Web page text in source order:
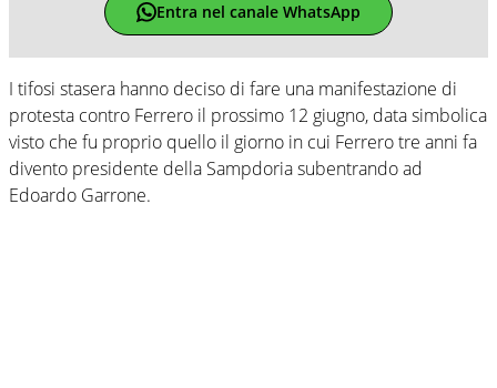
Entra nel canale WhatsApp
I tifosi stasera hanno deciso di fare una manifestazione di
protesta contro Ferrero il prossimo 12 giugno, data simbolica
visto che fu proprio quello il giorno in cui Ferrero tre anni fa
divento presidente della Sampdoria subentrando ad
Edoardo Garrone.